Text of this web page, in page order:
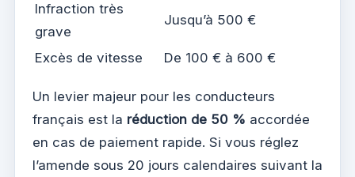
Infraction très
grave
Jusqu’à 500 €
Excès de vitesse De 100 € à 600 €
Un levier majeur pour les conducteurs
français est la réduction de 50 % accordée
en cas de paiement rapide. Si vous réglez
l’amende sous 20 jours calendaires suivant la